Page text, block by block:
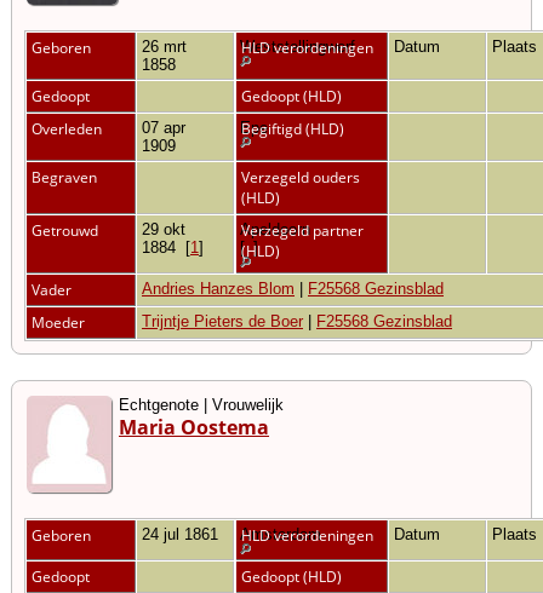
Geboren
26 mrt
1858
Weststellingwerf
HLD verordeningen Datum Plaats
Gedoopt
Gedoopt (HLD)
Overleden
07 apr
1909
Epe
Begiftigd (HLD)
Begraven
Verzegeld ouders
(HLD)
Getrouwd
29 okt
1884
[1 ]
Apeldoorn
[1]
Verzegeld partner
(HLD)
Vader
Andries Hanzes Blom F25568 Gezinsblad
Moeder Trijntje Pieters de Boer F25568 Gezinsblad
Echtgenote | Vrouwelijk
Maria Oostema
Geboren 24 jul 1861 Amsterdam
HLD verordeningen Datum Plaats
Gedoopt
Gedoopt (HLD)